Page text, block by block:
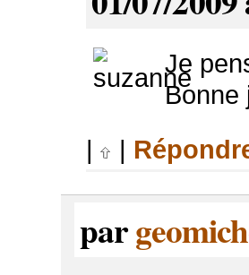
Je
Bonne
|
|
par